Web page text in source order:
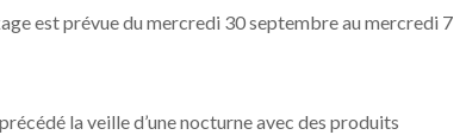
est prévue du mercredi 30 septembre au mercredi 7
la veille d’une nocturne avec des produits